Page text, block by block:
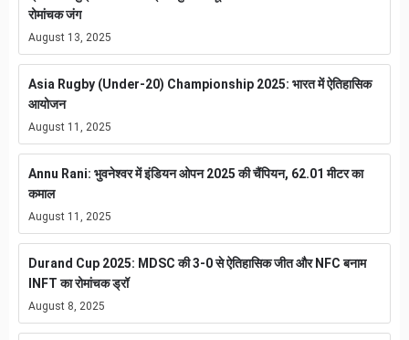
रोमांचक जंग
August 13, 2025
Asia Rugby (Under-20) Championship 2025: भारत में ऐतिहासिक
आयोजन
August 11, 2025
Annu Rani: भुवनेश्वर में इंडियन ओपन 2025 की चैंपियन, 62.01 मीटर का
कमाल
August 11, 2025
Durand Cup 2025: MDSC की 3-0 से ऐतिहासिक जीत और NFC बनाम
INFT का रोमांचक ड्रॉ
August 8, 2025